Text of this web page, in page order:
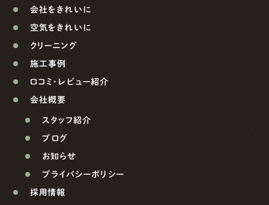
会社をきれいに
空気をきれいに
クリーニング
施工事例
口コミ・レビュー紹介
会社概要
スタッフ紹介
ブログ
お知らせ
プライバシーポリシー
採用情報